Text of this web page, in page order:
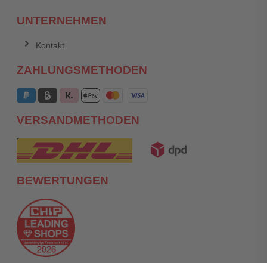
UNTERNEHMEN
Kontakt
ZAHLUNGSMETHODEN
VERSANDMETHODEN
BEWERTUNGEN